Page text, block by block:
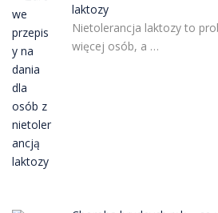
laktozy
Nietolerancja laktozy to
więcej osób, a …